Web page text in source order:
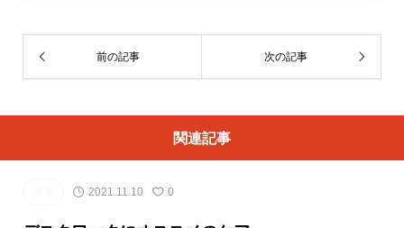
前の記事 次の記事
関連記事
2021.11.10 0